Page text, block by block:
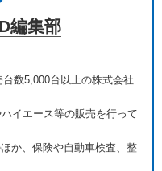
編集部
数5,000台以上の株式会社
イエース等の販売を行って
か、保険や自動車検査、整